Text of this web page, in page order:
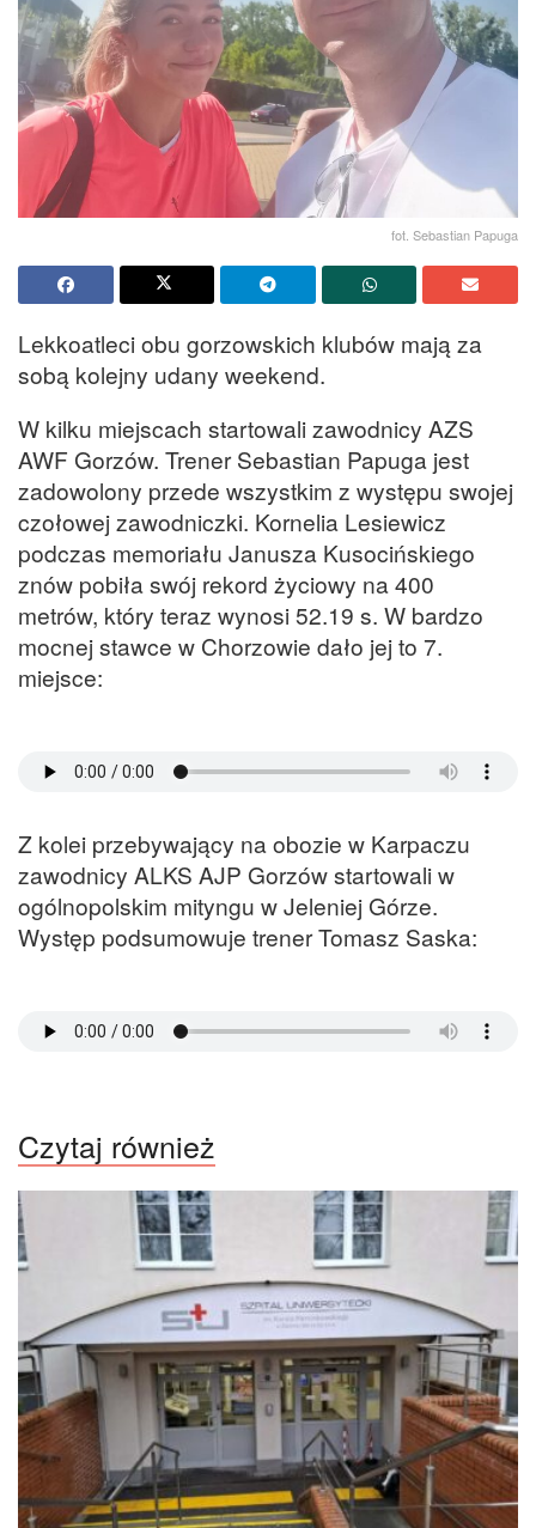
fot. Sebastian Papuga
Lekkoatleci obu gorzowskich klubów mają za
sobą kolejny udany weekend.
W kilku miejscach startowali zawodnicy AZS
AWF Gorzów. Trener Sebastian Papuga jest
zadowolony przede wszystkim z występu swojej
czołowej zawodniczki. Kornelia Lesiewicz
podczas memoriału Janusza Kusocińskiego
znów pobiła swój rekord życiowy na 400
metrów, który teraz wynosi 52.19 s. W bardzo
mocnej stawce w Chorzowie dało jej to 7.
miejsce:
Z kolei przebywający na obozie w Karpaczu
zawodnicy ALKS AJP Gorzów startowali w
ogólnopolskim mityngu w Jeleniej Górze.
Występ podsumowuje trener Tomasz Saska:
Czytaj również